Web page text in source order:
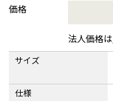
価格
法人価格は
サイズ
仕様